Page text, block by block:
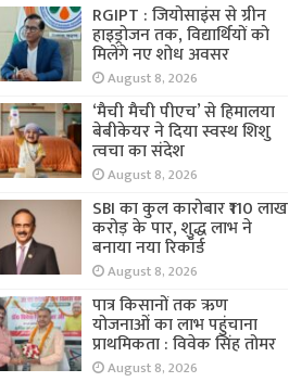
RGIPT : जियोसाइंस से ग्रीन
हाइड्रोजन तक, विद्यार्थियों को
मिलेंगे नए शोध अवसर
August 8, 2026
‘मैची मैची पीएच’ से हिमालया
बेबीकेयर ने दिया स्वस्थ शिशु
त्वचा का संदेश
August 8, 2026
SBI का कुल कारोबार ₹110 लाख
करोड़ के पार, शुद्ध लाभ ने
बनाया नया रिकॉर्ड
August 8, 2026
पात्र किसानों तक ऋण
योजनाओं का लाभ पहुंचाना
प्राथमिकता : विवेक सिंह तोमर
August 8, 2026